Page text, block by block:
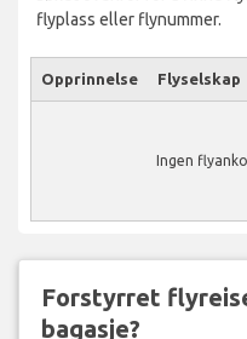
flyplass eller flynummer.
Opprinnelse Flyselskap
Ingen
Forstyrret
bagasje?